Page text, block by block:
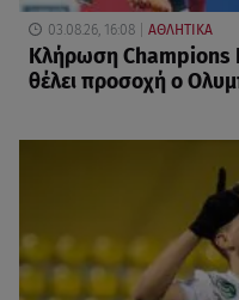
03.08.26, 16:08 ΑΘΛΗΤΙΚΑ
Κλήρωση Champions
θέλει προσοχή ο